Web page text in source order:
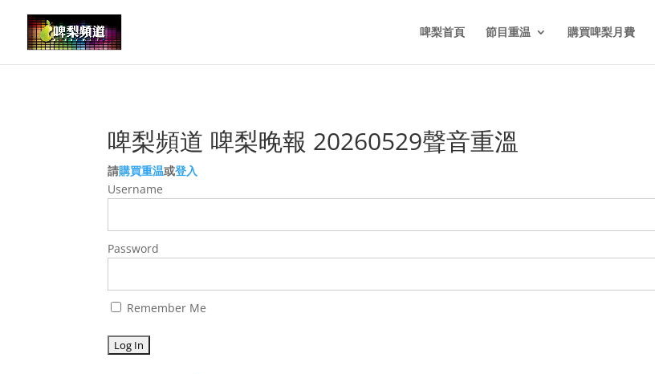
啤梨首頁 節目重温 購買啤梨月費
啤梨頻道 啤梨晚報 20260529聲音重溫
請購買重温或登入
Username
Password
Remember Me